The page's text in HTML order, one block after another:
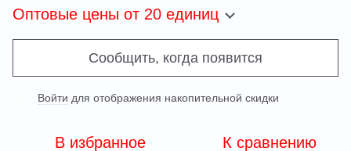
Оптовые цены от 20 единиц
Сообщить, когда появится
Войти для отображения накопительной скидки
В избранное К сравнению